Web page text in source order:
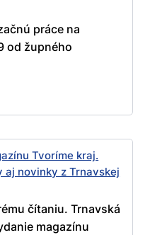
práce na
od župného
Tvoríme kraj.
novinky z Trnavskej
čítaniu. Trnavská
magazínu